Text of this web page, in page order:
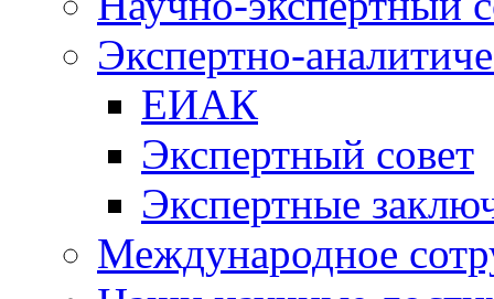
Экспертно-
ЕИАК
Экспертный совет
Экспертные
Международное